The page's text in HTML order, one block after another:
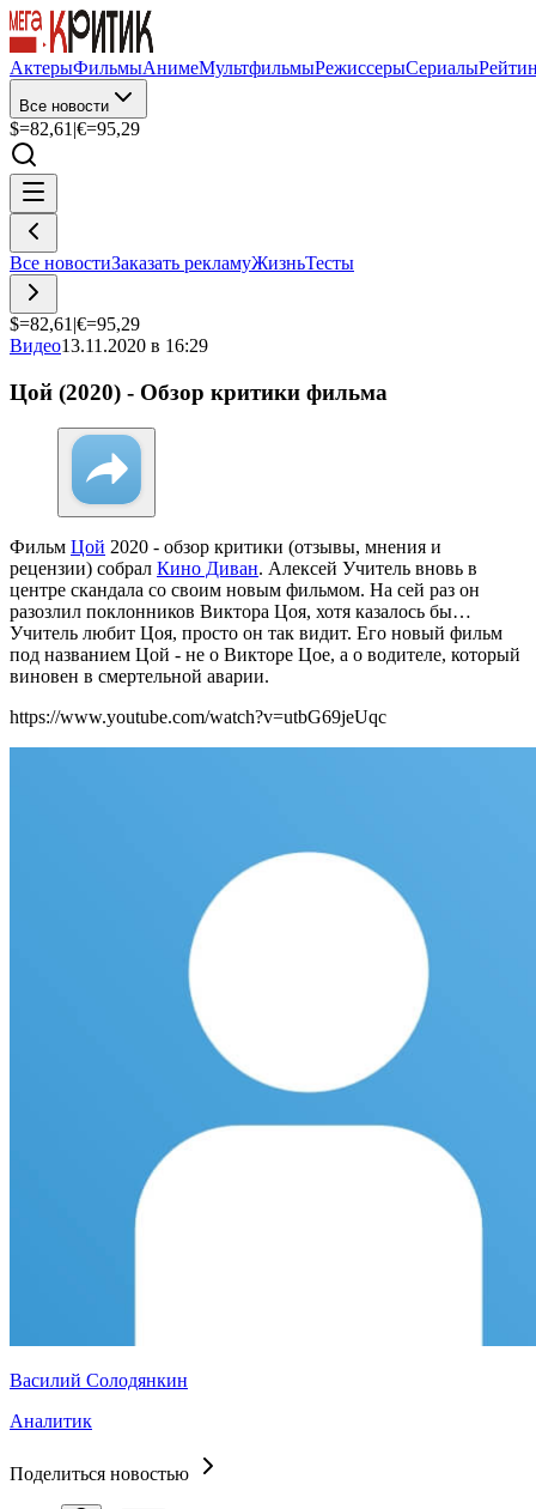
АктерыФильмыАнимеМультфильмыРежиссерыСериалы
Все новости
$=82,61 |€=95,29
Все новостиЗаказать рекламуЖизньТесты
$=82,61 |€=95,29
Видео13.11.2020 в 16:29
Цой (2020) - Обзор критики фильма
Фильм Цой 2020 - обзор критики (отзывы, мнения и
рецензии) собрал Кино Диван. Алексей Учитель вновь в
центре скандала со своим новым фильмом. На сей раз он
разозлил поклонников Виктора Цоя, хотя казалось бы…
Учитель любит Цоя, просто он так видит. Его новый фильм
под названием Цой - не о Викторе Цое, а о водителе, который
виновен в смертельной аварии.
https://www.youtube.com/watch?v=utbG69jeUqc
Василий Солодянкин
Аналитик
Поделиться новостью